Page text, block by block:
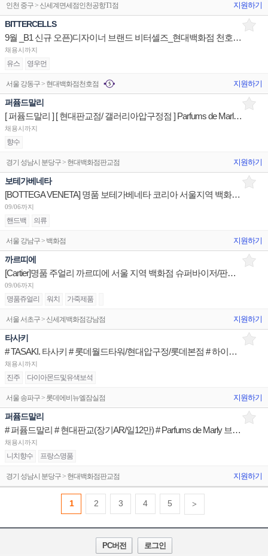
인천 중구 > 신세계면세점인천공항T1점 지원하기
BITTERCELLS
9월 _B1 신규 오픈)디자이너 브랜드 비터셀즈_현대백화점 천호점 중간관리 매니저 채용
채용시까지
유스 영우먼
서울 강동구 > 현대백화점천호점 지원하기
퍼퓸드말리
[ 퍼퓸드말리 ] [ 현대판교점/ 갤러리아압구정점 ] Parfums de Marly 스페셜리스트 매장판매사원
채용시까지
향수
경기 성남시 분당구 > 현대백화점판교점 지원하기
보테가베네타
[BOTTEGA VENETA] 명품 보테가베네타 코리아 서울지역 백화점 판매사원 채용
09/06까지
핸드백 의류
서울 강남구 > 백화점 지원하기
까르띠에
[Cartier]명품 주얼리 까르띠에 서울 지역 백화점 슈퍼바이저/판매사원/Admin 채용(리치몬트)
09/06까지
명품쥬얼리 워치 가죽제품
서울 서초구 > 신세계백화점강남점 지원하기
타사키
# TASAKI. 타사키 # 롯데월드타워/현대압구정/롯데본점 # 하이엔드 주얼리 브랜드 Advisior
채용시까지
진주 다이아몬드및유색보석
서울 송파구 > 롯데에비뉴엘잠실점 지원하기
퍼퓸드말리
# 퍼퓸드말리 # 현대판교(장기AR/일12만) # Parfums de Marly 브랜드 Advisior
채용시까지
니치향수 프랑스명품
경기 성남시 분당구 > 현대백화점판교점 지원하기
1 2 3 4 5 >
PC버전 로그인